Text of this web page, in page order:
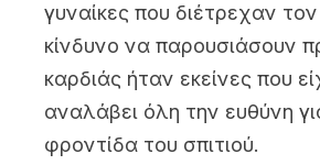
γυναίκες που διέτρεχαν
κίνδυνο να παρουσιάσουν
καρδιάς ήταν εκείνες που
αναλάβει όλη την ευθύνη
φροντίδα του σπιτιού.